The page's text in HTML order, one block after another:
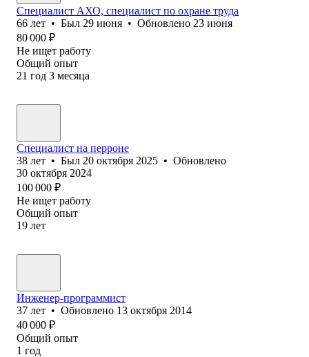
Специалист АХО, специалист по охране труда
66 лет • Был 29 июня • Обновлено 23 июня
80 000 ₽
Не ищет работу
Общий опыт
21 год 3 месяца
Специалист на перроне
38 лет • Был 20 октября 2025 • Обновлено
30 октября 2024
100 000 ₽
Не ищет работу
Общий опыт
19 лет
Инженер-программист
37 лет • Обновлено 13 октября 2014
40 000 ₽
Общий опыт
1 год